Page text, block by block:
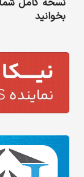
بخوانید